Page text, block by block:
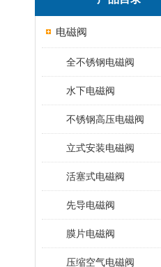
电磁阀
全不锈钢电磁阀
水下电磁阀
不锈钢高压电磁阀
立式安装电磁阀
活塞式电磁阀
先导电磁阀
膜片电磁阀
压缩空气电磁阀